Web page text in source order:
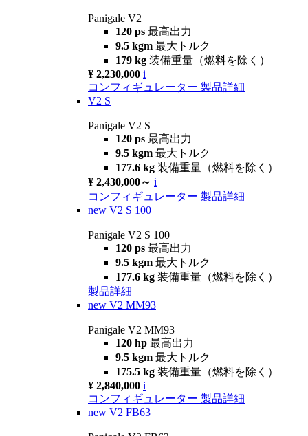
Panigale V2
120 ps 最高出力
9.5 kgm 最大トルク
179 kg 装備重量（燃料を除く）
¥ 2,230,000 i
コンフィギュレーター 製品詳細
V2 S
Panigale V2 S
120 ps 最高出力
9.5 kgm 最大トルク
177.6 kg 装備重量（燃料を除く）
¥ 2,430,000～ i
コンフィギュレーター 製品詳細
new V2 S 100
Panigale V2 S 100
120 ps 最高出力
9.5 kgm 最大トルク
177.6 kg 装備重量（燃料を除く）
製品詳細
new V2 MM93
Panigale V2 MM93
120 hp 最高出力
9.5 kgm 最大トルク
175.5 kg 装備重量（燃料を除く）
¥ 2,840,000 i
コンフィギュレーター 製品詳細
new V2 FB63